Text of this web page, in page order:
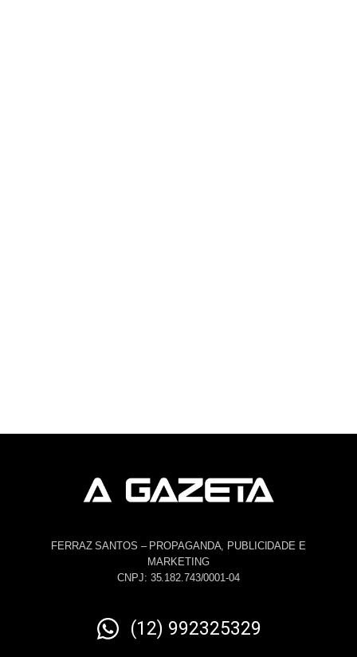
FERRAZ SANTOS – PROPAGANDA, PUBLICIDADE E
MARKETING
CNPJ: 35.182.743/0001-04
(12) 992325329